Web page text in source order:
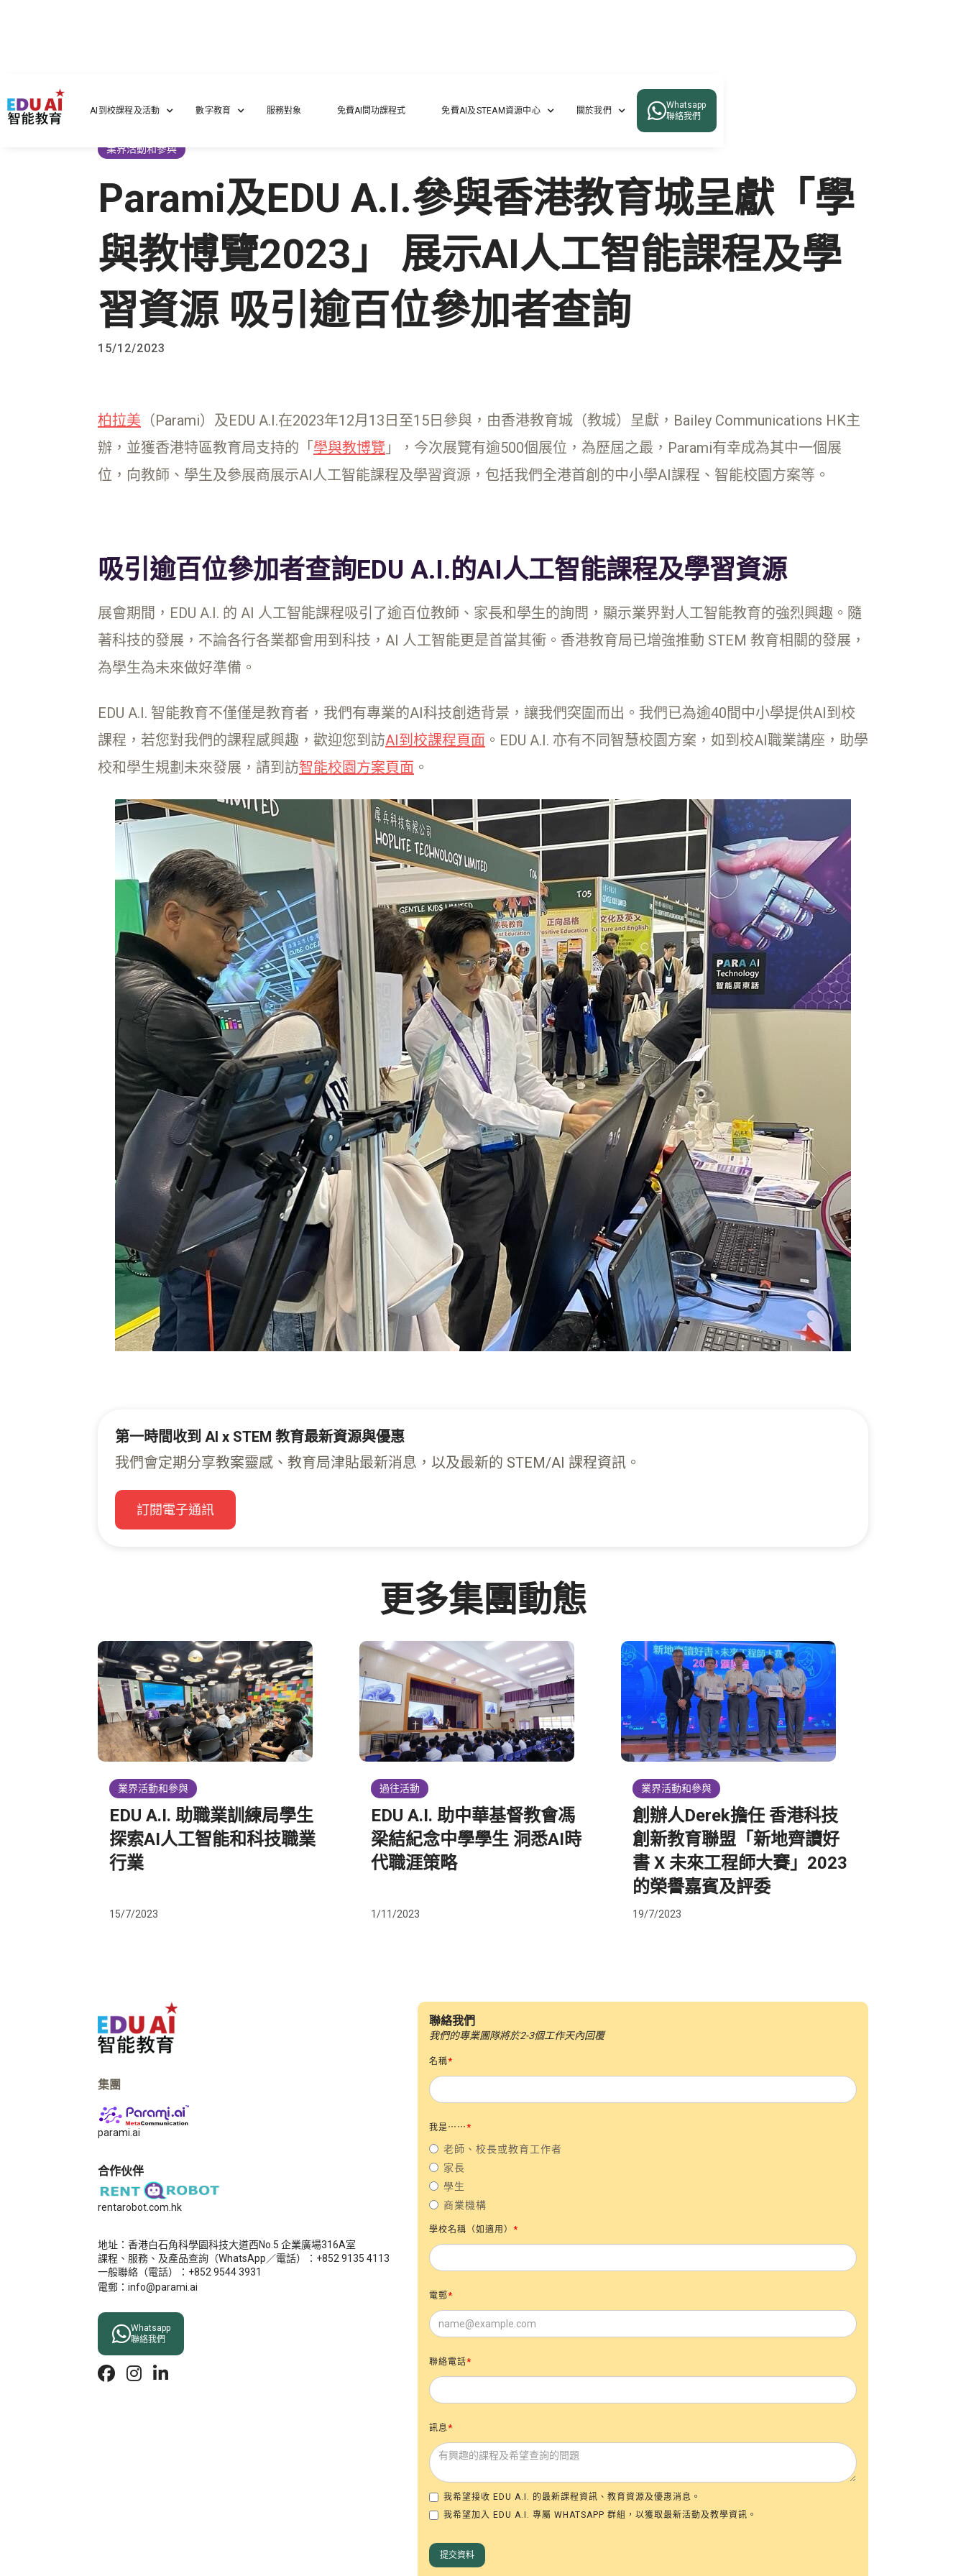
AI到校課程及活動 數字教育 服務對象 免費AI問功課程式 免費AI及STEAM資源中心 關於我們 Whatsapp
聯絡我們
Parami及EDU A.I.參與香港教育城呈獻「學與教博覽2023」 展示AI人工智能課程及學習資源 吸引逾百位參加者查詢
業界活動和參與
Parami及EDU A.I.參與香港教育城呈獻「學
與教博覽2023」 展示AI人工智能課程及學
習資源 吸引逾百位參加者查詢
15/12/2023
柏拉美 （Parami）及EDU A.I.在2023年12月13日至15日參與，由香港教育城（教城）呈獻，Bailey Communications HK主
辦，並獲香港特區教育局支持的「 學與教博覽 」，今次展覽有逾500個展位，為歷屆之最，Parami有幸成為其中一個展
位，向教師、學生及參展商展示AI人工智能課程及學習資源，包括我們全港首創的中小學AI課程、智能校園方案等。
吸引逾百位參加者查詢EDU A.I.的AI人工智能課程及學習資源
展會期間，EDU A.I. 的 AI 人工智能課程吸引了逾百位教師、家長和學生的詢問，顯示業界對人工智能教育的強烈興趣。隨
著科技的發展，不論各行各業都會用到科技，AI 人工智能更是首當其衝。香港教育局已增強推動 STEM 教育相關的發展，
為學生為未來做好準備。
EDU A.I. 智能教育不僅僅是教育者，我們有專業的AI科技創造背景，讓我們突圍而出。我們已為逾40間中小學提供AI到校
課程，若您對我們的課程感興趣，歡迎您到訪AI到校課程頁面 。EDU A.I. 亦有不同智慧校園方案，如到校AI職業講座，助學
校和學生規劃未來發展，請到訪智能校園方案頁面 。
第一時間收到 AI x STEM 教育最新資源與優惠
我們會定期分享教案靈感、教育局津貼最新消息，以及最新的 STEM/AI 課程資訊。
訂閱電子通訊
更多集團動態
業界活動和參與
EDU A.I. 助職業訓練局學生
探索AI人工智能和科技職業
行業
15/7/2023
過往活動
EDU A.I. 助中華基督教會馮
梁結紀念中學學生 洞悉AI時
代職涯策略
1/11/2023
業界活動和參與
創辦人Derek擔任 香港科技
創新教育聯盟「新地齊讀好
書 X 未來工程師大賽」2023
的榮譽嘉賓及評委
19/7/2023
集團
parami.ai
合作伙伴
rentarobot.com.hk
地址：​香港白石角科學園科技大道西No.5 企業廣場316A室
課程、服務、及產品查詢（WhatsApp／電話）：+852 9135 4113
一般聯絡（電話）：+852 9544 3931
電郵：info@parami.ai
Whatsapp
聯絡我們
  
聯絡我們
我們的專業團隊將於2-3個工作天內回覆
名稱*
我是⋯⋯*
老師、校長或教育工作者
家長
學生
商業機構
學校名稱（如適用） *
電郵*
聯絡電話*
訊息*
我希望接收 EDU A.I. 的最新課程資訊、教育資源及優惠消息。
我希望加入 EDU A.I. 專屬 WHATSAPP 群組，以獲取最新活動及教學資訊。